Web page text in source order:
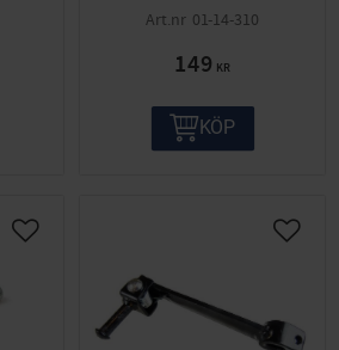
01-14-310
149 KR
KÖP